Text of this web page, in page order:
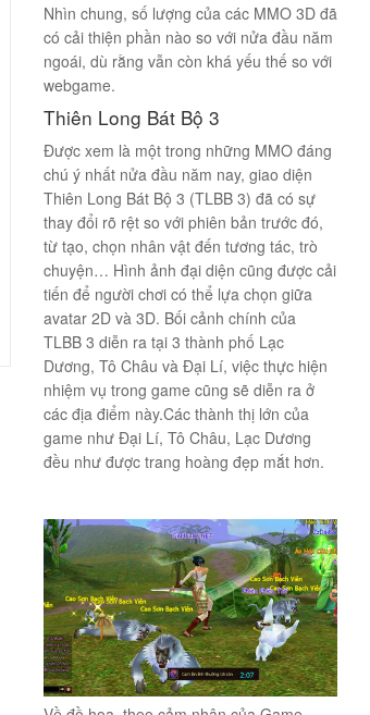
Nhìn chung, số lượng của các MMO 3D đã
có cải thiện phần nào so với nửa đầu năm
ngoái, dù rằng vẫn còn khá yếu thế so với
webgame.
Thiên Long Bát Bộ 3
Được xem là một trong những MMO đáng
chú ý nhất nửa đầu năm nay, giao diện
Thiên Long Bát Bộ 3 (TLBB 3) đã có sự
thay đổi rõ rệt so với phiên bản trước đó,
từ tạo, chọn nhân vật đến tương tác, trò
chuyện… Hình ảnh đại diện cũng được cải
tiến để người chơi có thể lựa chọn giữa
avatar 2D và 3D. Bối cảnh chính của
TLBB 3 diễn ra tại 3 thành phố Lạc
Dương, Tô Châu và Đại Lí, việc thực hiện
nhiệm vụ trong game cũng sẽ diễn ra ở
các địa điểm này.Các thành thị lớn của
game như Đại Lí, Tô Châu, Lạc Dương
đều như được trang hoàng đẹp mắt hơn.